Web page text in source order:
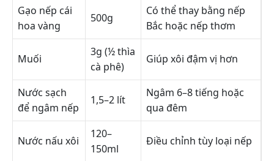
Gạo nếp cái
hoa vàng
500g
Có thể thay bằng nếp
Bắc hoặc nếp thơm
Muối
3g (½ thìa
cà phê)
Giúp xôi đậm vị hơn
Nước sạch
để ngâm nếp
1,5–2 lít
Ngâm 6–8 tiếng hoặc
qua đêm
Nước nấu xôi
120–
150ml
Điều chỉnh tùy loại nếp